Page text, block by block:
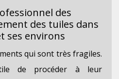
des
des tuiles dans
ses environs
qui sont très fragiles.
de procéder à leur